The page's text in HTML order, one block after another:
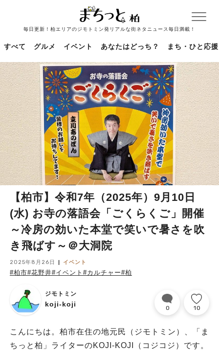
毎日更新！柏エリアのジモトミン発リアルな街ネタニュース毎日満載！
すべて グルメ イベント あなたはどっち？ まち・ひと応援
【柏市】令和7年（2025年）9月10日
(水) お寺の落語会「ごくらくご」開催
～冷房の効いた本堂で笑いで暑さを吹
き飛ばす～＠大洞院
2025年8月26日 イベント
#柏市#花野井#イベント #カルチャー#柏
ジモトミン
koji-koji 0 10
こんにちは。柏市在住の地元民（ジモトミン）、「ま
ちっと柏」ライターのKOJI-KOJI（コジコジ）です。